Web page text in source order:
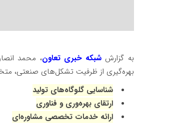
به گزارش شبکه خبری تعاون، محمد
بهره‌گیری از ظرفیت تشکل‌های صنعتی،
شناسایی گلوگاه‌های تولید
ارتقای بهره‌وری و فناوری
ارائه خدمات تخصصی مشاوره‌ای